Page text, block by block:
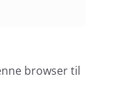
browser til